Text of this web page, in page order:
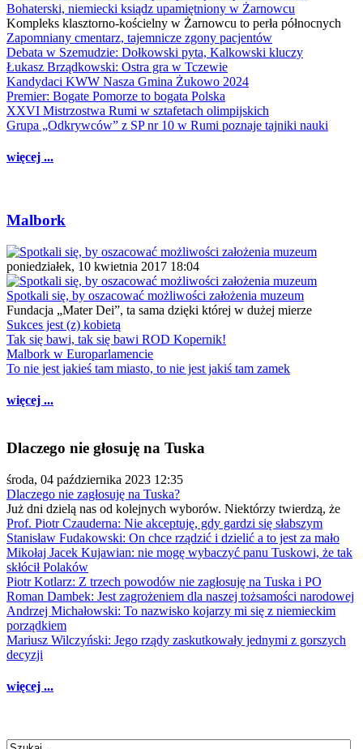
Bohaterski, niemiecki ksiądz upamiętniony w Żarnowcu
Kompleks klasztorno-kościelny w Żarnowcu to perła północnych
Zapomniany cmentarz, tajemnicze zgony pacjentów
Debata w Szemudzie: Dołkowski pyta, Kalkowski kluczy
Łukasz Brządkowski: Ostra gra w Tczewie
Kandydaci KWW Nasza Gmina Żukowo 2024
Premier: Bogate Pomorze to bogata Polska
XXVI Mistrzostwa Rumi w sztafetach olimpijskich
Grupa „Odkrywców” z SP nr 10 w Rumi poznaje tajniki nauki
więcej ...
Malbork
poniedziałek, 10 kwietnia 2017 18:04
Spotkali się, by oszacować możliwości założenia muzeum
Fundacja „Mater Dei”, ta sama dzięki której w dużej mierze
Sukces jest (z) kobietą
Tak się bawi, tak się bawi ROD Kopernik!
Malbork w Europarlamencie
To nie jest jakieś tam miasto, to nie jest jakiś tam zamek
więcej ...
Dlaczego nie głosuję na Tuska
środa, 04 października 2023 12:35
Dlaczego nie zagłosuję na Tuska?
Już dni dzielą nas od kolejnych wyborów. Niektórzy twierdzą, że
Prof. Piotr Czauderna: Nie akceptuję, gdy gardzi się słabszym
Stanisław Fudakowski: On chce rządzić i dzielić a to jest za mało
Mikołaj Jacek Kujawian: nie mogę wybaczyć panu Tuskowi, że tak
skłócił Polaków
Piotr Kotlarz: Z trzech powodów nie zagłosuję na Tuska i PO
Roman Dambek: Jest zagrożeniem dla naszej tożsamości narodowej
Andrzej Michałowski: To nazwisko kojarzy mi się z niemieckim
porządkiem
Mariusz Wilczyński: Jego rządy zaskutkowały jednymi z gorszych
decyzji
więcej ...